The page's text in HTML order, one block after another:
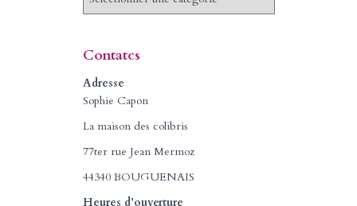
g
o
r
e
s
Contatcs
Adresse
Sophie Capon
La maison des colibris
77ter rue Jean Mermoz
44340 BOUGUENAIS
Heures d’ouverture